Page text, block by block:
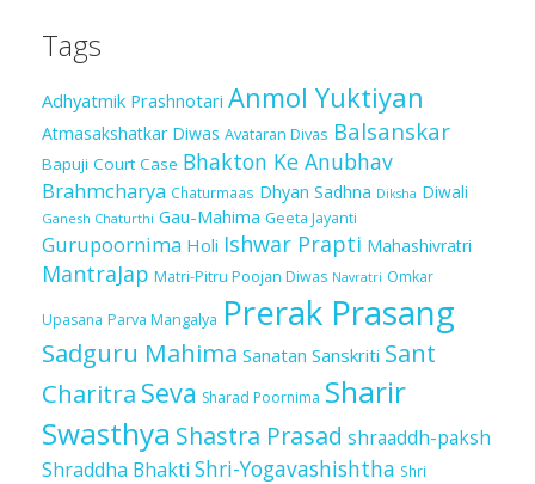
Tags
Adhyatmik Prashnotari Anmol Yuktiyan
Atmasakshatkar Diwas Avataran Divas Balsanskar
Bapuji Court Case Bhakton Ke Anubhav
Brahmcharya Chaturmaas Dhyan Sadhna Diksha Diwali
Ganesh Chaturthi Gau-Mahima Geeta Jayanti
Gurupoornima Holi Ishwar Prapti Mahashivratri
MantraJap Matri-Pitru Poojan Diwas Navratri Omkar
Upasana Parva Mangalya Prerak Prasang
Sadguru Mahima Sanatan Sanskriti Sant
Charitra Seva Sharad Poornima Sharir
Swasthya Shastra Prasad shraaddh-paksh
Shraddha Bhakti Shri-Yogavashishtha Shri